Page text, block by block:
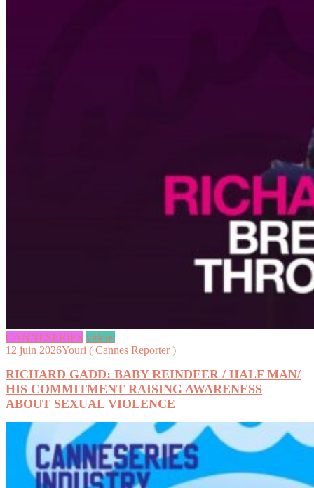
CANNESERIES videos
12 juin 2026Youri ( Cannes Reporter )
RICHARD GADD: BABY REINDEER / HALF MAN/
HIS COMMITMENT RAISING AWARENESS
ABOUT SEXUAL VIOLENCE